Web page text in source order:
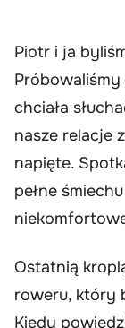
Piotr i ja
chciała
nasze relacje
napięte.
pełne
Ostatnią
roweru, który
Kiedy